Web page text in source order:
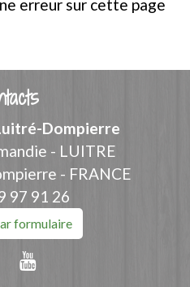
erreur sur cette page
Dompierre
- LUITRE
- FRANCE
97 91 26
formulaire